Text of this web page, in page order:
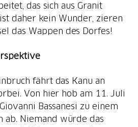
das sich aus Granit
daher kein Wunder, zieren
das Wappen des Dorfes!
fährt das Kanu an
Von hier hob am 11. Juli
Bassanesi zu einem
ab. Niemand würde das